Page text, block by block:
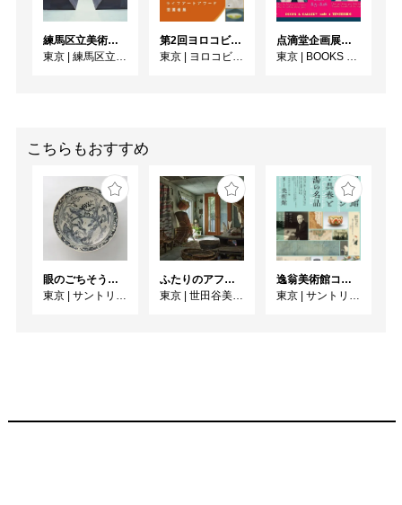
練馬区立美術館コレクション 若林奮－Run and Rest－｜寺田真由美－不在の存在－
東京
練馬区立美術館
第2回ヨロコビtoライフアートアワード受賞者展
東京
ヨロコビtoギャラリー
点滴堂企画展「Twinkle, Twinkle, Little Star」
東京
BOOKS & GALLERY cafe 点滴堂
こちらもおすすめ
眼のごちそう 食器
東京
サントリー美術館
ふたりのアフリカ、手仕事の宇宙 人類学者・川田順造と陶芸作家・小川待子のコレクション
東京
世田谷美術館
逸翁美術館コレクション 蕪村・呉春と茶の湯の名品
東京
サントリー美術館